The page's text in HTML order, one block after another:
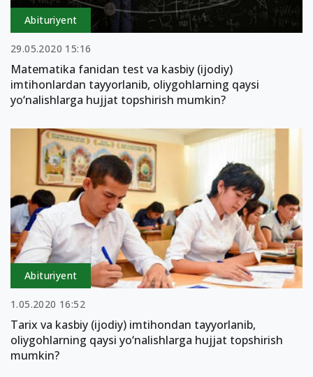
Abituriyent
29.05.2020 15:16
Matematika fanidan test va kasbiy (ijodiy)
imtihonlardan tayyorlanib, oliygohlarning qaysi
yo‘nalishlarga hujjat topshirish mumkin?
Abituriyent
1.05.2020 16:52
Tarix va kasbiy (ijodiy) imtihondan tayyorlanib,
oliygohlarning qaysi yo‘nalishlarga hujjat topshirish
mumkin?